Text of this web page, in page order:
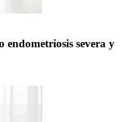
endometriosis severa y